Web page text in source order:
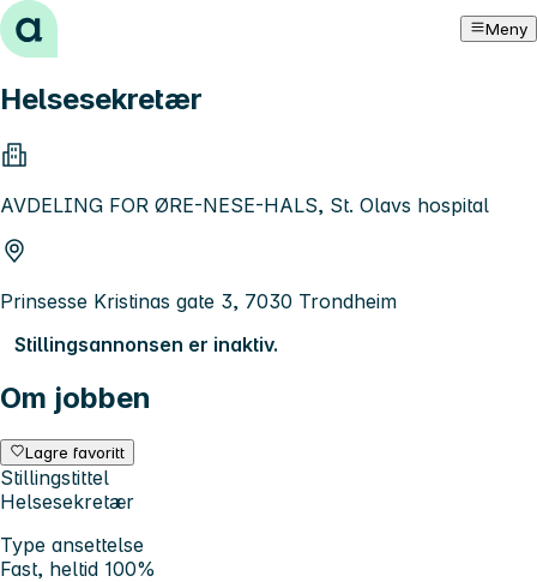
Hopp til innhold Meny
Helsesekretær
AVDELING FOR ØRE-NESE-HALS, St. Olavs hospital
Prinsesse Kristinas gate 3, 7030 Trondheim
Stillingsannonsen er inaktiv.
Om jobben
Lagre favoritt
Stillingstittel
Helsesekretær
Type ansettelse
Fast, heltid 100%